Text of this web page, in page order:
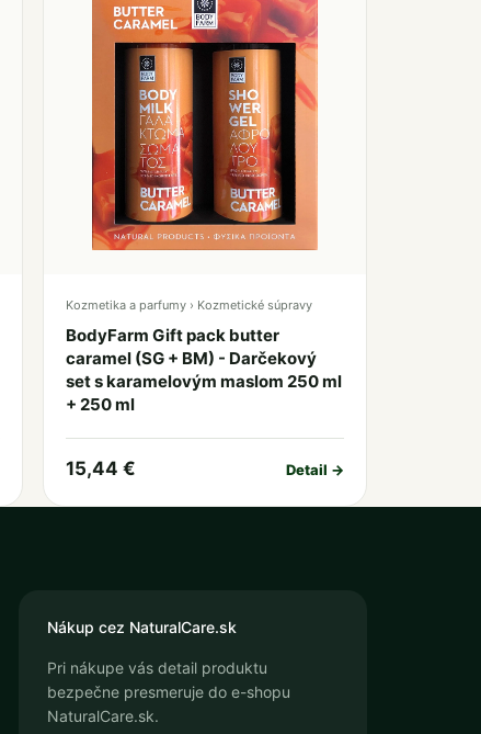
Kozmetika a parfumy › Kozmetické súpravy
BodyFarm Gift pack butter
caramel (SG + BM) - Darčekový
set s karamelovým maslom 250 ml
+ 250 ml
15,44 € Detail →
Nákup cez NaturalCare.sk
Pri nákupe vás detail produktu
bezpečne presmeruje do e-shopu
NaturalCare.sk.